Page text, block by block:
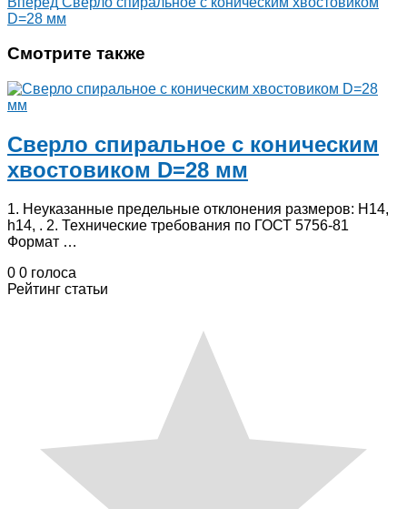
D=28 мм
Смотрите также
Сверло спиральное с коническим
хвостовиком D=28 мм
1. Неуказанные предельные отклонения размеров: Н14,
h14, . 2. Технические требования по ГОСТ 5756-81
Формат …
0 0 голоса
Рейтинг статьи